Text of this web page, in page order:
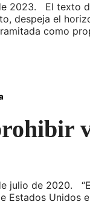
2023. El texto
despeja el
como
julio de 2020.
Estados Unidos